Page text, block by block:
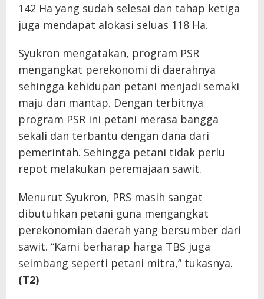
142 Ha yang sudah selesai dan tahap ketiga
juga mendapat alokasi seluas 118 Ha.
Syukron mengatakan, program PSR
mengangkat perekonomi di daerahnya
sehingga kehidupan petani menjadi semaki
maju dan mantap. Dengan terbitnya
program PSR ini petani merasa bangga
sekali dan terbantu dengan dana dari
pemerintah. Sehingga petani tidak perlu
repot melakukan peremajaan sawit.
Menurut Syukron, PRS masih sangat
dibutuhkan petani guna mengangkat
perekonomian daerah yang bersumber dari
sawit. “Kami berharap harga TBS juga
seimbang seperti petani mitra,” tukasnya.
(T2)